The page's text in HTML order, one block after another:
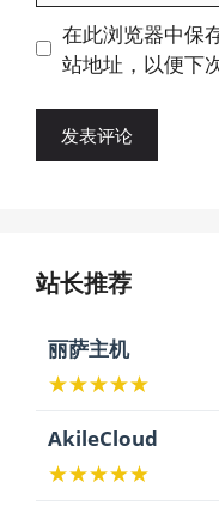
地
址
址
在此浏览器中保
站地址，以便下
站长推荐
丽萨主机
★★★★★
AkileCloud
★★★★★